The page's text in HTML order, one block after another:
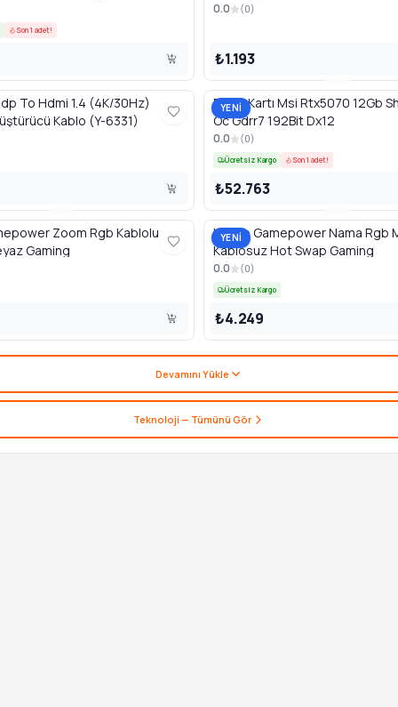
Son 1 adet!
0.0 (0)
₺1.193
To Hdmi 1.4 (4K/30Hz)
Kablo (Y-6331)
YENİ
Ekran Kartı Msi Rtx5070 12Gb
Oc Gdrr7 192Bit Dx12
0.0 (0)
Ücretsiz Kargo Son 1 adet!
₺52.763
Zoom Rgb Kablolu
Gaming
YENİ
Klavye Gamepower Nama Rgb
Kablosuz Hot Swap Gaming
0.0 (0)
Ücretsiz Kargo
₺4.249
Devamını Yükle
Teknoloji — Tümünü Gör